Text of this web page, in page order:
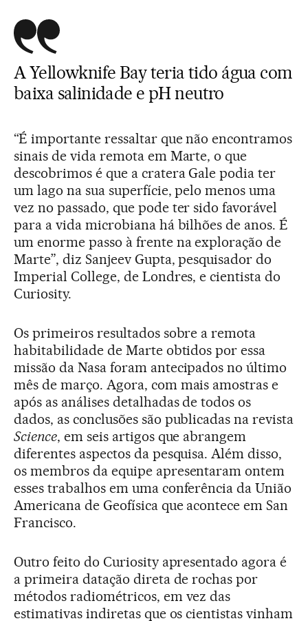
A Yellowknife Bay teria tido água com
baixa salinidade e pH neutro
“É importante ressaltar que não encontramos
sinais de vida remota em Marte, o que
descobrimos é que a cratera Gale podia ter
um lago na sua superfície, pelo menos uma
vez no passado, que pode ter sido favorável
para a vida microbiana há bilhões de anos. É
um enorme passo à frente na exploração de
Marte”, diz Sanjeev Gupta, pesquisador do
Imperial College, de Londres, e cientista do
Curiosity.
Os primeiros resultados sobre a remota
habitabilidade de Marte obtidos por essa
missão da Nasa foram antecipados no último
mês de março. Agora, com mais amostras e
após as análises detalhadas de todos os
dados, as conclusões são publicadas na revista
Science, em seis artigos que abrangem
diferentes aspectos da pesquisa. Além disso,
os membros da equipe apresentaram ontem
esses trabalhos em uma conferência da União
Americana de Geofísica que acontece em San
Francisco.
Outro feito do Curiosity apresentado agora é
a primeira datação direta de rochas por
métodos radiométricos, em vez das
estimativas indiretas que os cientistas vinham